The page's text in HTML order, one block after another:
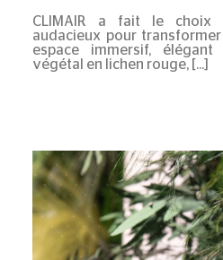
CLIMAIR a fait le choix
audacieux pour
espace immersif,
végétal en lichen rouge,